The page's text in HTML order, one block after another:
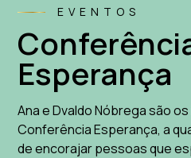
EVENTOS
Esperança
Ana e Dvaldo Nóbrega são
Conferência Esperança, a
de encorajar pessoas que